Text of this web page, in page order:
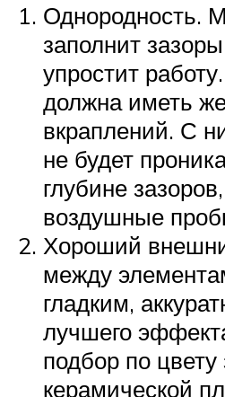
Однородность.
заполнит
упростит
должна иметь
вкраплений. С
не будет
глубине
воздушные
Хороший
между
гладким,
лучшего
подбор по цвету
керамической